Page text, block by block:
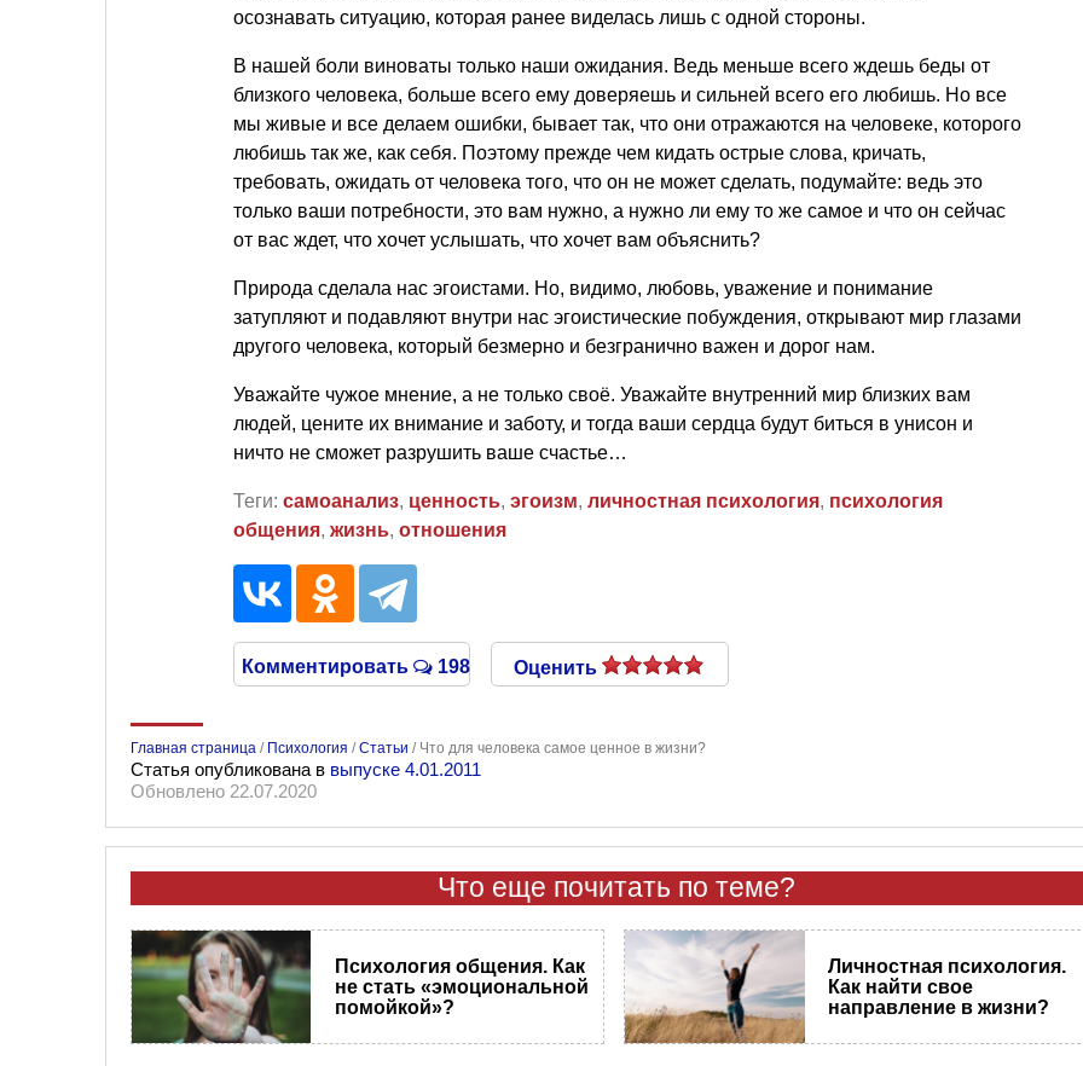
осознавать ситуацию, которая ранее виделась лишь с одной стороны.
В нашей боли виноваты только наши ожидания. Ведь меньше всего ждешь беды от
близкого человека, больше всего ему доверяешь и сильней всего его любишь. Но все
мы живые и все делаем ошибки, бывает так, что они отражаются на человеке, которого
любишь так же, как себя. Поэтому прежде чем кидать острые слова, кричать,
требовать, ожидать от человека того, что он не может сделать, подумайте: ведь это
только ваши потребности, это вам нужно, а нужно ли ему то же самое и что он сейчас
от вас ждет, что хочет услышать, что хочет вам объяснить?
Природа сделала нас эгоистами. Но, видимо, любовь, уважение и понимание
затупляют и подавляют внутри нас эгоистические побуждения, открывают мир глазами
другого человека, который безмерно и безгранично важен и дорог нам.
Уважайте чужое мнение, а не только своё. Уважайте внутренний мир близких вам
людей, цените их внимание и заботу, и тогда ваши сердца будут биться в унисон и
ничто не сможет разрушить ваше счастье…
Теги: самоанализ, ценность, эгоизм, личностная психология, психология
общения, жизнь, отношения
Комментировать 198 Оценить
Главная страница / Психология /Статьи / Что для человека самое ценное в жизни?
Статья опубликована в выпуске 4.01.2011
Обновлено 22.07.2020
Что еще почитать по теме?
Психология общения. Как
не стать «эмоциональной
помойкой»?
Личностная психология.
Как найти свое
направление в жизни?